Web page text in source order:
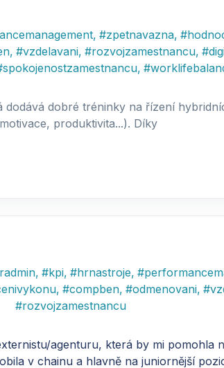
, #zpetnavazna, #
, #vzdelavani, #rozvojzamestnancu, #
spokojenostzamestnancu, #
dobré tréninky na řízení
produktivita...). Díky
, #kpi, #hrnastroje, #
, #compben, #odmenovani, #
#rozvojzamestnancu
agenturu, která by mi
v chainu a hlavně na juniornější